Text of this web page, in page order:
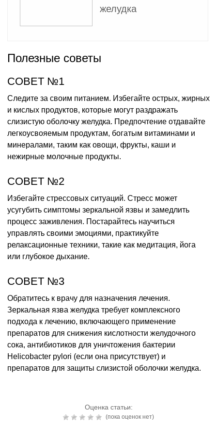
желудка
Полезные советы
СОВЕТ №1
Следите за своим питанием. Избегайте острых, жирных
и кислых продуктов, которые могут раздражать
слизистую оболочку желудка. Предпочтение отдавайте
легкоусвояемым продуктам, богатым витаминами и
минералами, таким как овощи, фрукты, каши и
нежирные молочные продукты.
СОВЕТ №2
Избегайте стрессовых ситуаций. Стресс может
усугубить симптомы зеркальной язвы и замедлить
процесс заживления. Постарайтесь научиться
управлять своими эмоциями, практикуйте
релаксационные техники, такие как медитация, йога
или глубокое дыхание.
СОВЕТ №3
Обратитесь к врачу для назначения лечения.
Зеркальная язва желудка требует комплексного
подхода к лечению, включающего применение
препаратов для снижения кислотности желудочного
сока, антибиотиков для уничтожения бактерии
Helicobacter pylori (если она присутствует) и
препаратов для защиты слизистой оболочки желудка.
Оценка статьи:
(пока оценок нет)